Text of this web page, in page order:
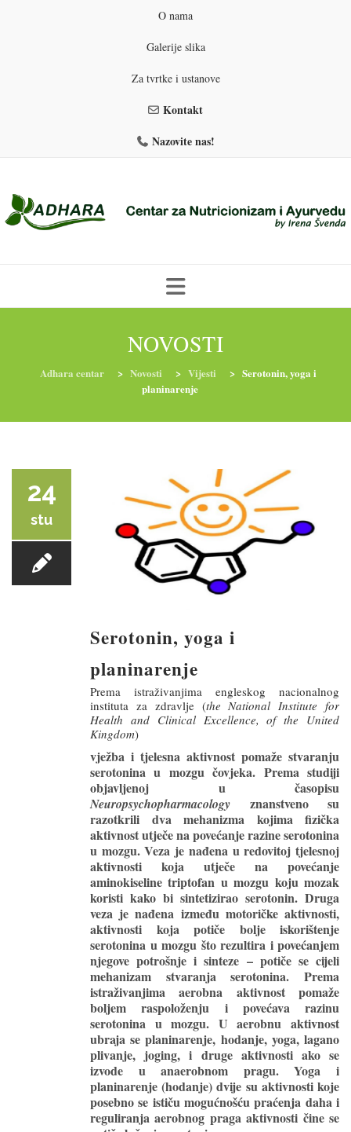
O nama
Galerije slika
Za tvrtke i ustanove
Kontakt
Nazovite nas!
PROGRAMI PREHRANE PRIRODNO MRŠAVLJENJE
YOGA I TRENINZI
NOVOSTI
Adhara centar > Novosti > Vijesti > Serotonin, yoga i
planinarenje
24
stu
Serotonin, yoga i
planinarenje
Prema istraživanjima engleskog nacionalnog
instituta za zdravlje (the National Institute for
Health and Clinical Excellence, of the United
Kingdom)
vježba i tjelesna aktivnost pomaže stvaranju
serotonina u mozgu čovjeka. Prema studiji
objavljenoj u časopisu
Neuropsychopharmacology znanstveno su
razotkrili dva mehanizma kojima fizička
aktivnost utječe na povećanje razine serotonina
u mozgu. Veza je nađena u redovitoj tjelesnoj
aktivnosti koja utječe na povećanje
aminokiseline triptofan u mozgu koju mozak
koristi kako bi sintetizirao serotonin. Druga
veza je nađena između motoričke aktivnosti,
aktivnosti koja potiče bolje iskorištenje
serotonina u mozgu što rezultira i povećanjem
njegove potrošnje i sinteze – potiče se cijeli
mehanizam stvaranja serotonina. Prema
istraživanjima aerobna aktivnost pomaže
boljem raspoloženju i povećava razinu
serotonina u mozgu. U aerobnu aktivnost
ubraja se planinarenje, hodanje, yoga, lagano
plivanje, joging, i druge aktivnosti ako se
izvode u anaerobnom pragu. Yoga i
planinarenje (hodanje) dvije su aktivnosti koje
posebno se ističu mogućnošću praćenja daha i
reguliranja aerobnog praga aktivnosti čine se